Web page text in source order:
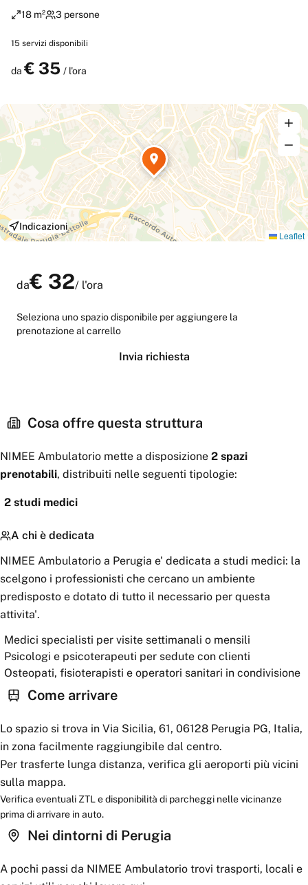
18 m²
3 persone
15 servizi disponibili
da € 35 / l'ora
Cosa offre questa struttura
NIMEE Ambulatorio mette a disposizione 2 spazi
prenotabili, distribuiti nelle seguenti tipologie:
2 studi medici
A chi è dedicata
NIMEE Ambulatorio a Perugia e' dedicata a studi medici: la
scelgono i professionisti che cercano un ambiente
predisposto e dotato di tutto il necessario per questa
attivita'.
Medici specialisti per visite settimanali o mensili
Psicologi e psicoterapeuti per sedute con clienti
Osteopati, fisioterapisti e operatori sanitari in condivisione
Come arrivare
Lo spazio si trova in Via Sicilia, 61, 06128 Perugia PG, Italia,
in zona facilmente raggiungibile dal centro.
Per trasferte lunga distanza, verifica gli aeroporti più vicini
sulla mappa.
Verifica eventuali ZTL e disponibilità di parcheggi nelle vicinanze
prima di arrivare in auto.
Nei dintorni di Perugia
A pochi passi da NIMEE Ambulatorio trovi trasporti, locali e
Leaflet
Indicazioni
da€ 32/ l'ora
Seleziona uno spazio disponibile per aggiungere la
prenotazione al carrello
Invia richiesta